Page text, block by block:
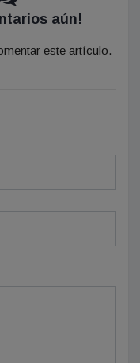
aún!
este artículo.